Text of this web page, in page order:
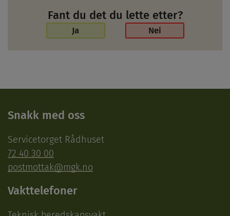
Fant du det du lette etter?
Ja Nei
Snakk med oss
Servicetorget Rådhuset
72 40 30 00
postmottak@mgk.no
Vakttelefoner